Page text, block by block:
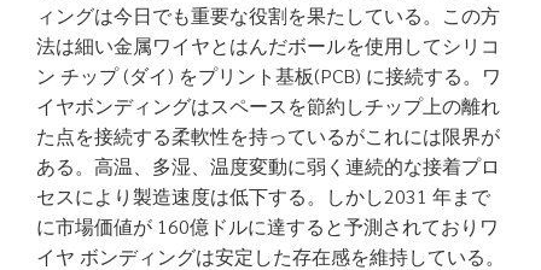
ィングは今日でも重要な役割を果たしている。この方
法は細い金属ワイヤとはんだボールを使用してシリコ
ン チップ (ダイ) をプリント基板(PCB) に接続する。ワ
イヤボンディングはスペースを節約しチップ上の離れ
た点を接続する柔軟性を持っているがこれには限界が
ある。高温、多湿、温度変動に弱く連続的な接着プロ
セスにより製造速度は低下する。しかし2031 年まで
に市場価値が 160億ドルに達すると予測されておりワ
イヤ ボンディングは安定した存在感を維持している。